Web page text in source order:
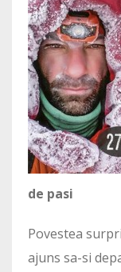
de pasi
Povestea
ajuns sa-si